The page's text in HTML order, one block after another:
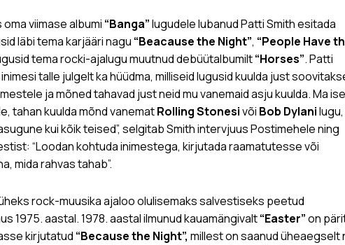
viimase albumi “Banga”lugudele lubanud Patti Smith esitada
läbi tema karjääri nagu “Beacause the Night”, “People Have
tema rocki-ajalugu muutnud debüütalbumilt“Horses”. Patti
talle julgelt ka hüüdma, milliseid lugusid kuulda just
ja mõned tahavad just neid mu vanemaid asju kuulda. Ma ise
tahan kuulda mõnd vanematRolling Stonesivõi Bob Dylanilugu,
kui kõik teised”, selgitab Smith intervjuus Postimehele ning
“Loodan kohtuda inimestega, kirjutada raamatutesse või
mida rahvas tahab”.
rock-muusika ajaloo olulisemaks salvestiseks peetud
1975. aastal. 1978. aastal ilmunud kauamängivalt“Easter”on
kirjutatud “Because the Night”, millest on saanud üheaegselt